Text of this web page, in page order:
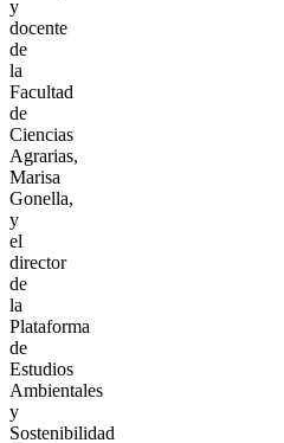
y
docente
de
la
Facultad
de
Ciencias
Agrarias,
Marisa
Gonella,
y
el
director
de
la
Plataforma
de
Estudios
Ambientales
y
Sostenibilidad